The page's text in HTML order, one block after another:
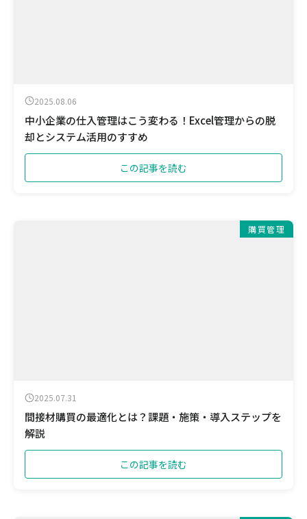
2025.08.06
中小企業の仕入管理はこう変わる！Excel管理からの脱
却とシステム活用のすすめ
この記事を読む
購買管理
2025.07.31
間接材購買の最適化とは？課題・施策・導入ステップを
解説
この記事を読む